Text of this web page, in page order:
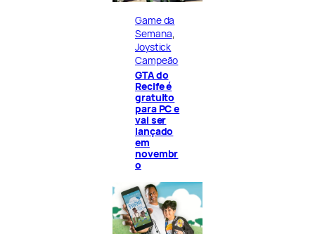
Game da
Semana
Joystick
Campeão
GTA do
Recife é
gratuito
para PC e
vai ser
lançado
em
novembr
o